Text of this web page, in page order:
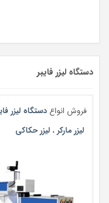
دستگاه لیزر فایبر
فروش انواع دستگاه لیزر
لیزر مارکر ، لیزر حکاکی